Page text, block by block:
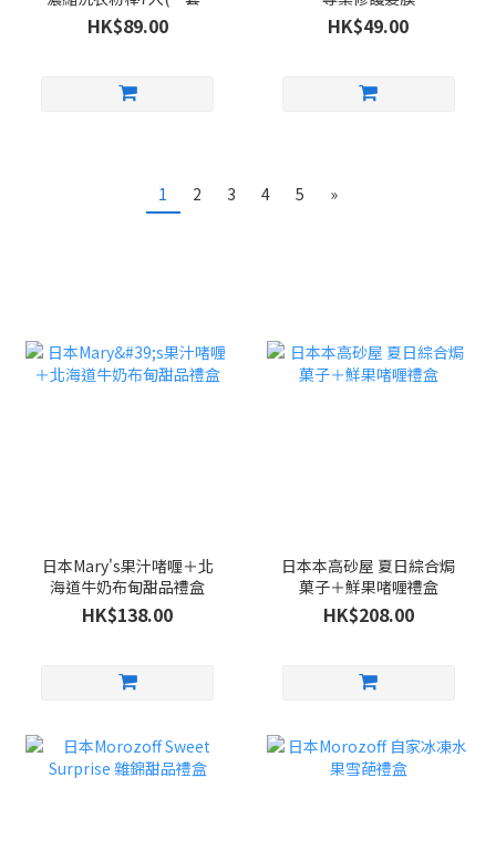
包)
HK$89.00 HK$49.00
1 2 3 4 5 »
日本Mary's果汁啫喱＋北
海道牛奶布甸甜品禮盒
HK$138.00
日本本高砂屋 夏日綜合焗
菓子＋鮮果啫喱禮盒
HK$208.00